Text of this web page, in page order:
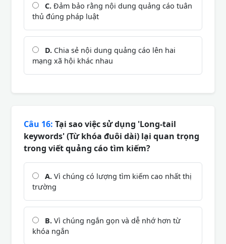
C. Đảm bảo rằng nội dung quảng cáo tuân
thủ đúng pháp luật
D. Chia sẻ nội dung quảng cáo lên hai
mạng xã hội khác nhau
Câu 16: Tại sao việc sử dụng 'Long-tail
keywords' (Từ khóa đuôi dài) lại quan trọng
trong viết quảng cáo tìm kiếm?
A. Vì chúng có lượng tìm kiếm cao nhất thị
trường
B. Vì chúng ngắn gọn và dễ nhớ hơn từ
khóa ngắn